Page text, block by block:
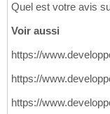
Quel est votre avis
Voir aussi
https://
https://
https://